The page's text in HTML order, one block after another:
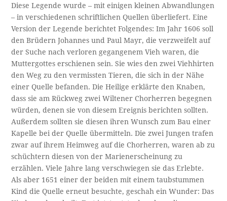
Diese Legende wurde – mit einigen kleinen Abwandlungen
– in verschiedenen schriftlichen Quellen überliefert. Eine
Version der Legende berichtet Folgendes: Im Jahr 1606 soll
den Brüdern Johannes und Paul Mayr, die verzweifelt auf
der Suche nach verloren gegangenem Vieh waren, die
Muttergottes erschienen sein. Sie wies den zwei Viehhirten
den Weg zu den vermissten Tieren, die sich in der Nähe
einer Quelle befanden. Die Heilige erklärte den Knaben,
dass sie am Rückweg zwei Wiltener Chorherren begegnen
würden, denen sie von diesem Ereignis berichten sollten.
Außerdem sollten sie diesen ihren Wunsch zum Bau einer
Kapelle bei der Quelle übermitteln. Die zwei Jungen trafen
zwar auf ihrem Heimweg auf die Chorherren, waren ab zu
schüchtern diesen von der Marienerscheinung zu
erzählen. Viele Jahre lang verschwiegen sie das Erlebte.
Als aber 1651 einer der beiden mit einem taubstummen
Kind die Quelle erneut besuchte, geschah ein Wunder: Das